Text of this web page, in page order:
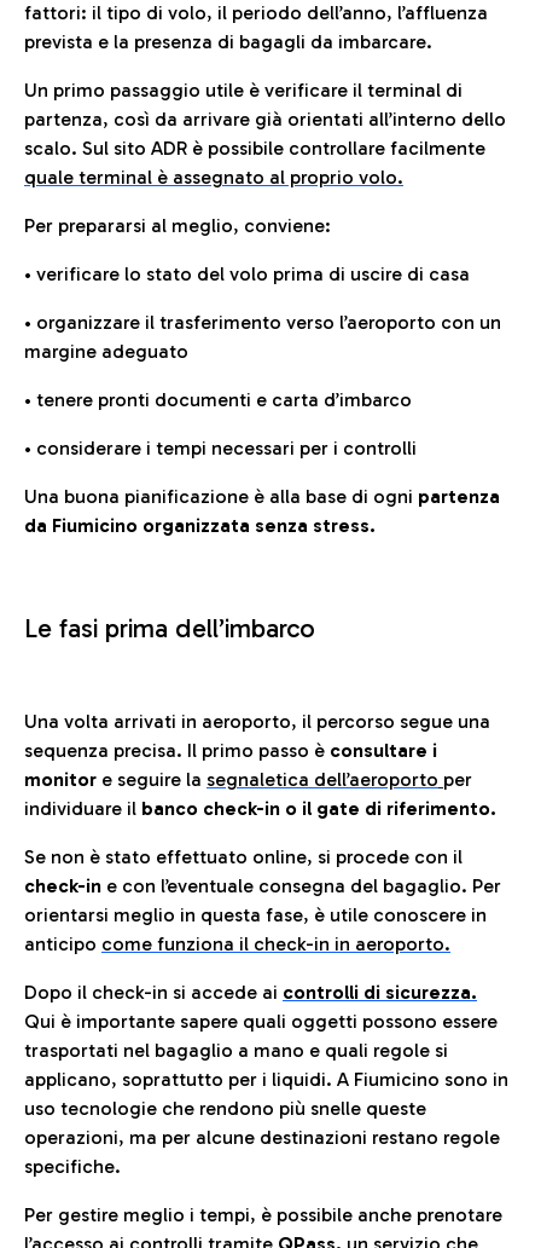
fattori: il tipo di volo, il periodo dell’anno, l’affluenza
prevista e la presenza di bagagli da imbarcare.
Un primo passaggio utile è verificare il terminal di
partenza, così da arrivare già orientati all’interno dello
scalo. Sul sito ADR è possibile controllare facilmente
quale terminal è assegnato al proprio volo.
Per prepararsi al meglio, conviene:
• verificare lo stato del volo prima di uscire di casa
• organizzare il trasferimento verso l’aeroporto con un
margine adeguato
• tenere pronti documenti e carta d’imbarco
• considerare i tempi necessari per i controlli
Una buona pianificazione è alla base di ogni partenza
da Fiumicino organizzata senza stress.
Le fasi prima dell’imbarco
Una volta arrivati in aeroporto, il percorso segue una
sequenza precisa. Il primo passo è consultare i
monitor e seguire la segnaletica dell’aeroporto per
individuare il banco check-in o il gate di riferimento.
Se non è stato effettuato online, si procede con il
check-in e con l’eventuale consegna del bagaglio. Per
orientarsi meglio in questa fase, è utile conoscere in
anticipo come funziona il check-in in aeroporto.
Dopo il check-in si accede ai controlli di sicurezza.
Qui è importante sapere quali oggetti possono essere
trasportati nel bagaglio a mano e quali regole si
applicano, soprattutto per i liquidi. A Fiumicino sono in
uso tecnologie che rendono più snelle queste
operazioni, ma per alcune destinazioni restano regole
specifiche.
Per gestire meglio i tempi, è possibile anche prenotare